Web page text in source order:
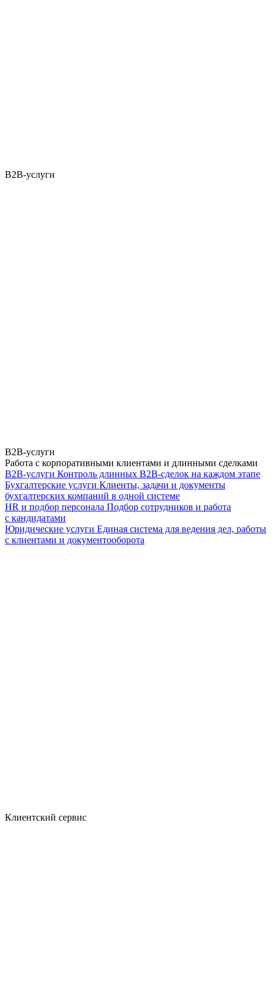
B2B-услуги
B2B-услуги
Работа с корпоративными клиентами и длинными сделками
B2B-услуги Контроль длинных B2B-сделок на каждом этапе
Бухгалтерские услуги Клиенты, задачи и документы
бухгалтерских компаний в одной системе
HR и подбор персонала Подбор сотрудников и работа
с кандидатами
Юридические услуги Единая система для ведения дел, работы
с клиентами и документооборота
Клиентский сервис